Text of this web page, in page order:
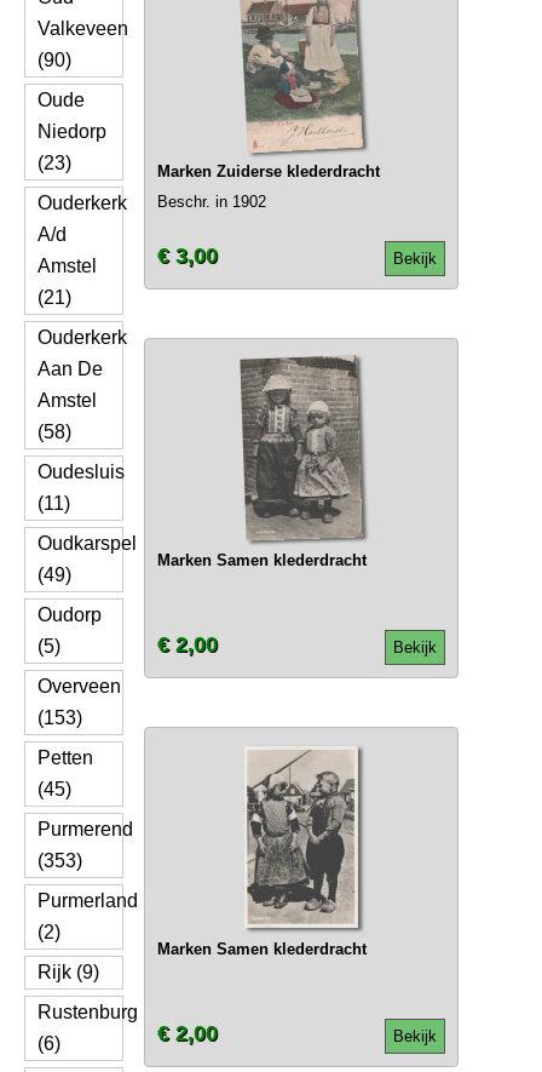
Valkeveen
(90)
Oude
Niedorp
(23)
Ouderkerk
A/d
Amstel
(21)
Ouderkerk
Aan De
Amstel
(58)
Oudesluis
(11)
Oudkarspel
(49)
Oudorp
(5)
Overveen
(153)
Petten
(45)
Purmerend
(353)
Purmerland
(2)
Rijk (9)
Rustenburg
(6)
Marken Zuiderse klederdracht
Beschr. in 1902
Bekijk
€ 3,00
Marken Samen klederdracht
Bekijk
€ 2,00
Marken Samen klederdracht
Bekijk
€ 2,00